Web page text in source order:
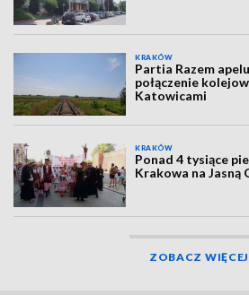
KRAKÓW
Partia Razem
połączenie
Katowicami
KRAKÓW
Ponad 4 tysiące
Krakowa na Jasną
ZOBACZ WIĘCEJ